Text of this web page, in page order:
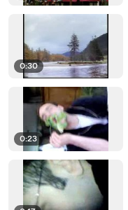
0:30
0:23